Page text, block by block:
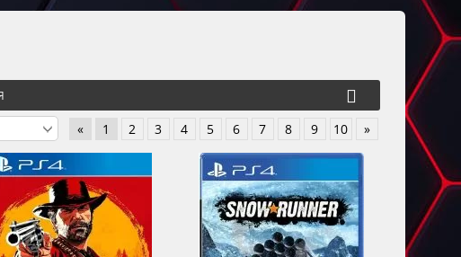
« 1 2 3 4 5 6 7 8 9 10 »